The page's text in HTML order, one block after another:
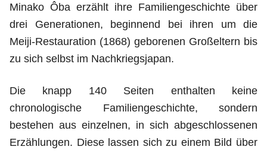
Minako Ôba erzählt ihre Familiengeschichte über
drei Generationen, beginnend bei ihren um die
Meiji-Restauration (1868) geborenen Großeltern bis
zu sich selbst im Nachkriegsjapan.
Die knapp 140 Seiten enthalten keine
chronologische Familiengeschichte, sondern
bestehen aus einzelnen, in sich abgeschlossenen
Erzählungen. Diese lassen sich zu einem Bild über